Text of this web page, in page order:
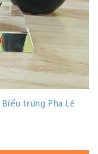
Biểu trưng Pha Lê